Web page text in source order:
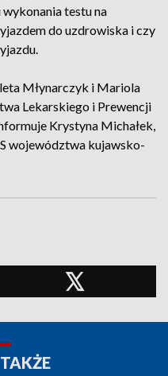
testu na
do uzdrowiska i czy
Młynarczyk i Mariola
Lekarskiego i Prewencji
Krystyna Michałek,
województwa kujawsko-